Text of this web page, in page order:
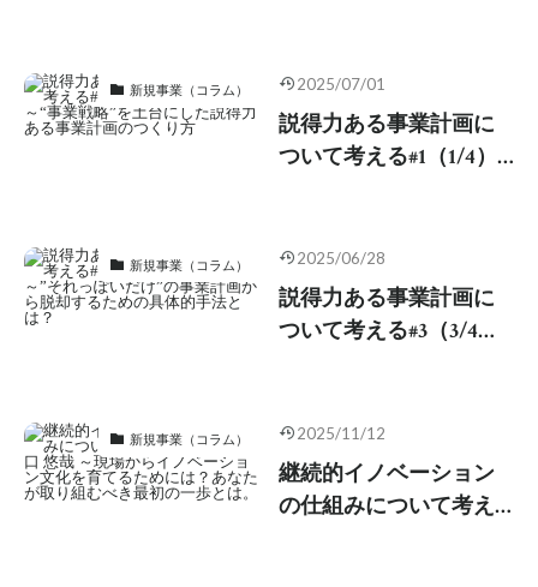
の“シナジー”をどう捉え
るか：スケールの壁を
越えるために、あえて
「内側」とつながる
新規事業（コラム） 2025/07/01
説得力ある事業計画に
ついて考える#1（1/4）-
ある事業計画のつくり
方
新規事業（コラム） 2025/06/28
説得力ある事業計画に
ついて考える#3（3/4）-
却するための具体的手
法とは？
新規事業（コラム） 2025/11/12
継続的イノベーション
の仕組みについて考え